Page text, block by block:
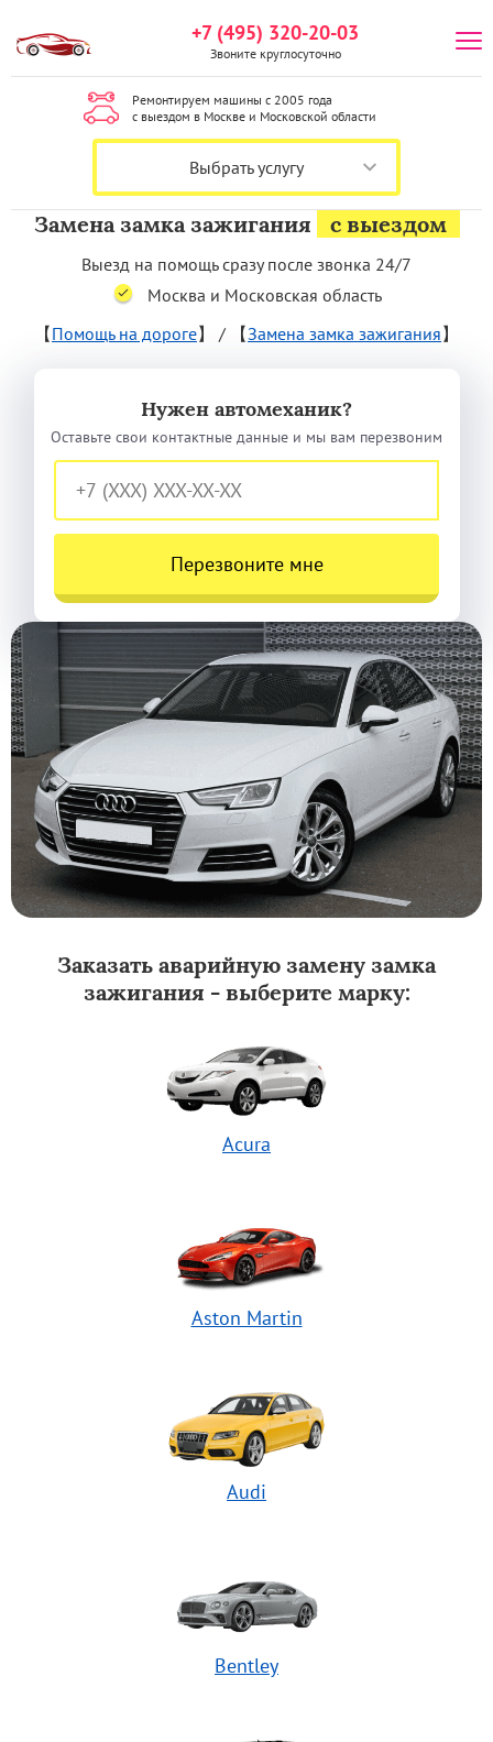
+7 (495) 320-20-03
Звоните круглосуточно
Ремонтируем машины с 2005 года
с выездом в Москве и Московской области
Выбрать услугу
Замена замка зажигания с выездом
Выезд на помощь сразу после звонка 24/7
Москва и Московская область
【Помощь на дороге】 / 【Замена замка зажигания】
Нужен автомеханик?
Оставьте свои контактные данные и мы вам перезвоним
Перезвоните мне
Заказать аварийную замену замка
зажигания - выберите марку:
Acura
Aston Martin
Audi
Bentley